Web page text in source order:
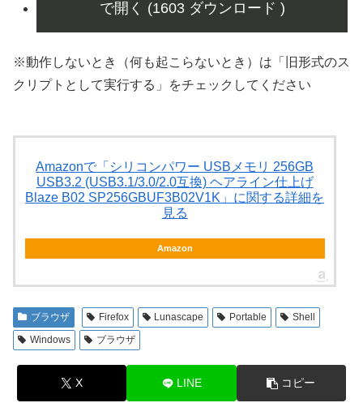
で開く (1603 ダウンロード )
※動作しないとき（何も起こらないとき）は「旧形式のス
クリプトとして実行する」をチェックしてください
Amazonで「シリコンパワー USBメモリ 256GB
USB3.2 (USB3.1/3.0/2.0互換) ヘアライン仕上げ
Blaze B02 SP256GBUF3B02V1K」に関する詳細を
見る
Amazon
ブラウザ Firefox Lunascape Portable
Shell
Windows
ブラウザ
X LINE コピー